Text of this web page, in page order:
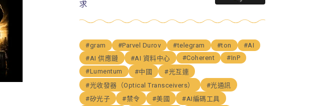
求
#gram #Parvel Durov #telegram #ton
#AI
#AI 供應鏈
#AI 資料中心 #Coherent
#InP
#Lumentum
#中國
#光互連
#光收發器（Optical Transceivers）
#光通訊
#矽光子
#禁令 #美國
#AI編碼工具